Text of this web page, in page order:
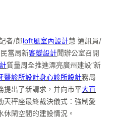
者/郎loft風室內設計慧 通訊員/
當局新客變設計聞辦公室召開
質量周全推進漂亮廣州建設”新
醫診所設計身心診所設計務局
提出了新請求，并向市平大直
天秤座最終裁決儀式：強制愛
閑空間的建設情況。